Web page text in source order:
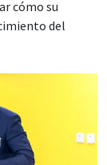
cómo su
del